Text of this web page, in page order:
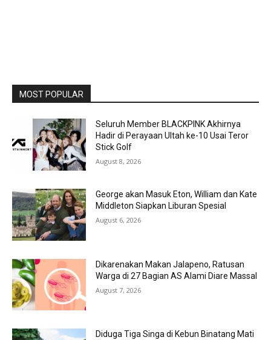
MOST POPULAR
Seluruh Member BLACKPINK Akhirnya
Hadir di Perayaan Ultah ke-10 Usai Teror
Stick Golf
August 8, 2026
George akan Masuk Eton, William dan Kate
Middleton Siapkan Liburan Spesial
August 6, 2026
Dikarenakan Makan Jalapeno, Ratusan
Warga di 27 Bagian AS Alami Diare Massal
August 7, 2026
Diduga Tiga Singa di Kebun Binatang Mati